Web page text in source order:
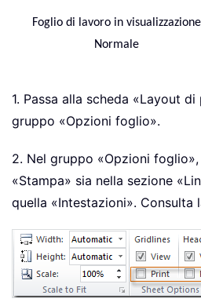
Foglio di lavoro in visualizzazione
Normale
1. Passa alla scheda «Layout
gruppo «Opzioni foglio».
2. Nel gruppo «Opzioni
«Stampa» sia nella sezione
quella «Intestazioni». Consulta